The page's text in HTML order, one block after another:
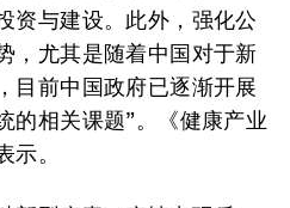
资与建设。此外，强化公
，尤其是随着中国对于新
目前中国政府已逐渐开展
的相关课题”。《健康产业
示。